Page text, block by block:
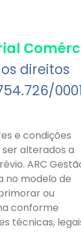
direitos
e condições
alterados a
ARC
no modelo de
ou
conforme
técnicas,